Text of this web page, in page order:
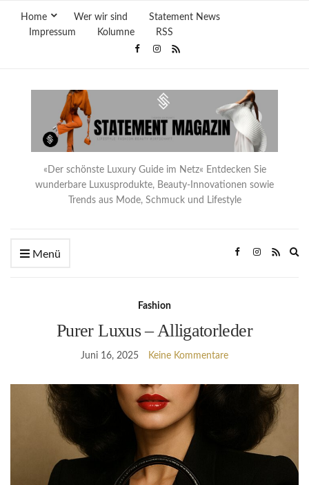
Home Wer wir sind
Statement News
Impressum
Kolumne RSS
«Der schönste Luxury Guide im Netz« Entdecken Sie
wunderbare Luxusprodukte, Beauty-Innovationen sowie
Trends aus Mode, Schmuck und Lifestyle
Menü
Fashion
Purer Luxus – Alligatorleder
Juni 16, 2025 Keine Kommentare